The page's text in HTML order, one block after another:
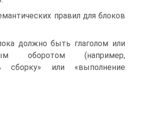
правил для блоков
должно быть глаголом или
оборотом (например,
сборку» или «выполнение